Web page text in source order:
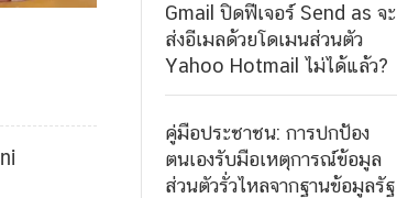
Gmail ปิดฟีเจอร์ Send as จะ
ส่งอีเมลด้วยโดเมนส่วนตัว
Yahoo Hotmail ไม่ได้แล้ว?
คู่มือประชาชน: การปกป้อง
ตนเองรับมือเหตุการณ์ข้อมูล
ส่วนตัวรั่วไหลจากฐานข้อมูลรัฐ